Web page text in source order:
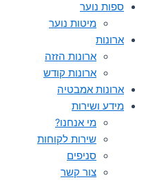
ספות נוער
מיטות נוער
ארונות
ארונות הזזה
ארונות קודש
ארונות אמבטיה
מידע ושירות
מי אנחנו?
שירות לקוחות
סניפים
צור קשר